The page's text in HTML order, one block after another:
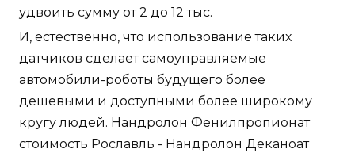
удвоить сумму от 2 до 12 тыс.
И, естественно, что использование таких
датчиков сделает самоуправляемые
автомобили-роботы будущего более
дешевыми и доступными более широкому
кругу людей. Нандролон Фенилпропионат
стоимость Рославль - Нандролон Деканоат